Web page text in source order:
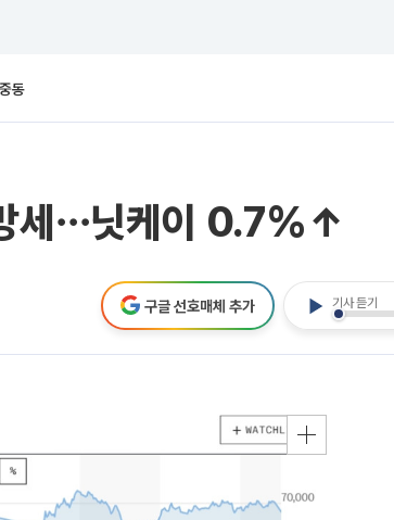
동
세⋯닛케이 0.7%↑
기사 듣기
구글 선호매체 추가